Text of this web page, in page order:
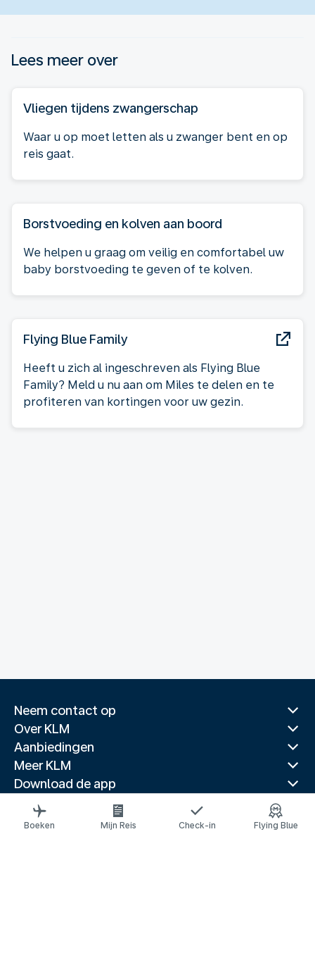
Lees meer over
Vliegen tijdens zwangerschap
Waar u op moet letten als u zwanger bent en op
reis gaat.
Borstvoeding en kolven aan boord
We helpen u graag om veilig en comfortabel uw
baby borstvoeding te geven of te kolven.
Flying Blue Family
Heeft u zich al ingeschreven als Flying Blue
Family? Meld u nu aan om Miles te delen en te
profiteren van kortingen voor uw gezin.
Neem contact op
Over KLM
Aanbiedingen
Meer KLM
Download de app
Gerelateerde websites
Reisgidsen
Boeken Mijn Reis Check-in Flying Blue